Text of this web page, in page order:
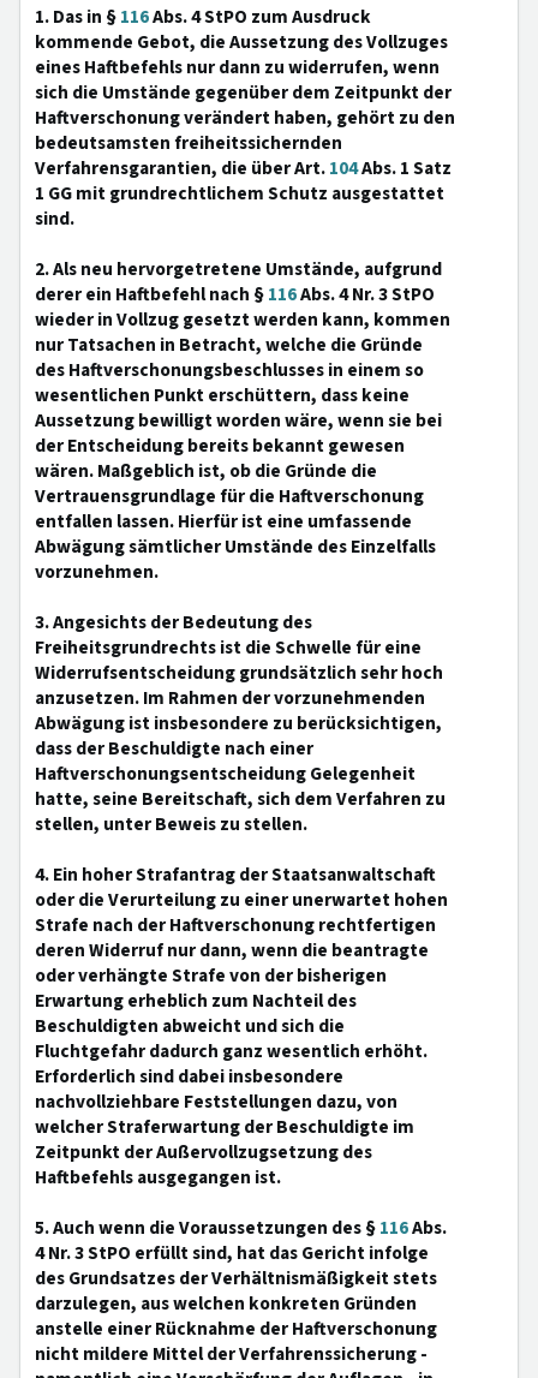
1. Das in §116Abs. 4 StPO zum Ausdruck
kommende Gebot, die Aussetzung des Vollzuges
eines Haftbefehls nur dann zu widerrufen, wenn
sich die Umstände gegenüber dem Zeitpunkt der
Haftverschonung verändert haben, gehört zu den
bedeutsamsten freiheitssichernden
Verfahrensgarantien, die über Art.104Abs. 1 Satz
1 GG mit grundrechtlichem Schutz ausgestattet
sind.
2. Als neu hervorgetretene Umstände, aufgrund
derer ein Haftbefehl nach §116Abs. 4 Nr. 3 StPO
wieder in Vollzug gesetzt werden kann, kommen
nur Tatsachen in Betracht, welche die Gründe
des Haftverschonungsbeschlusses in einem so
wesentlichen Punkt erschüttern, dass keine
Aussetzung bewilligt worden wäre, wenn sie bei
der Entscheidung bereits bekannt gewesen
wären. Maßgeblich ist, ob die Gründe die
Vertrauensgrundlage für die Haftverschonung
entfallen lassen. Hierfür ist eine umfassende
Abwägung sämtlicher Umstände des Einzelfalls
vorzunehmen.
3. Angesichts der Bedeutung des
Freiheitsgrundrechts ist die Schwelle für eine
Widerrufsentscheidung grundsätzlich sehr hoch
anzusetzen. Im Rahmen der vorzunehmenden
Abwägung ist insbesondere zu berücksichtigen,
dass der Beschuldigte nach einer
Haftverschonungsentscheidung Gelegenheit
hatte, seine Bereitschaft, sich dem Verfahren zu
stellen, unter Beweis zu stellen.
4. Ein hoher Strafantrag der Staatsanwaltschaft
oder die Verurteilung zu einer unerwartet hohen
Strafe nach der Haftverschonung rechtfertigen
deren Widerruf nur dann, wenn die beantragte
oder verhängte Strafe von der bisherigen
Erwartung erheblich zum Nachteil des
Beschuldigten abweicht und sich die
Fluchtgefahr dadurch ganz wesentlich erhöht.
Erforderlich sind dabei insbesondere
nachvollziehbare Feststellungen dazu, von
welcher Straferwartung der Beschuldigte im
Zeitpunkt der Außervollzugsetzung des
Haftbefehls ausgegangen ist.
5. Auch wenn die Voraussetzungen des §116Abs.
4 Nr. 3 StPO erfüllt sind, hat das Gericht infolge
des Grundsatzes der Verhältnismäßigkeit stets
darzulegen, aus welchen konkreten Gründen
anstelle einer Rücknahme der Haftverschonung
nicht mildere Mittel der Verfahrenssicherung -